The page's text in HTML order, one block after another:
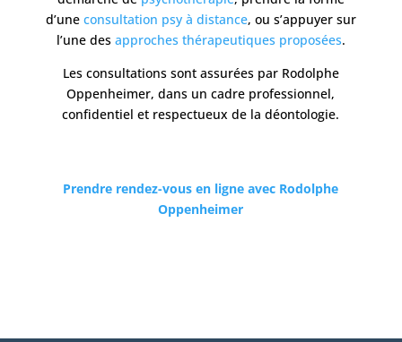
d’une consultation psy à distance, ou s’appuyer sur
l’une des approches thérapeutiques proposées.
Les consultations sont assurées par Rodolphe
Oppenheimer, dans un cadre professionnel,
confidentiel et respectueux de la déontologie.
Prendre rendez-vous en ligne avec Rodolphe
Oppenheimer